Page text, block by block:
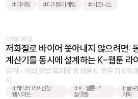
#마케팅 #디지털마케팅 #비즈니스
08월 08일
저화질로 바이어 쫓아내지 않으려면:
계산기를 동시에 설계하는 K-웹툰 라
요약 - 해외 불법 복제물 중 웹툰 비중은 71.6%
저 ...
#캐릭터 라이선싱
웹사이트
#K-웹툰 IP
플랫폼
#글로
기획